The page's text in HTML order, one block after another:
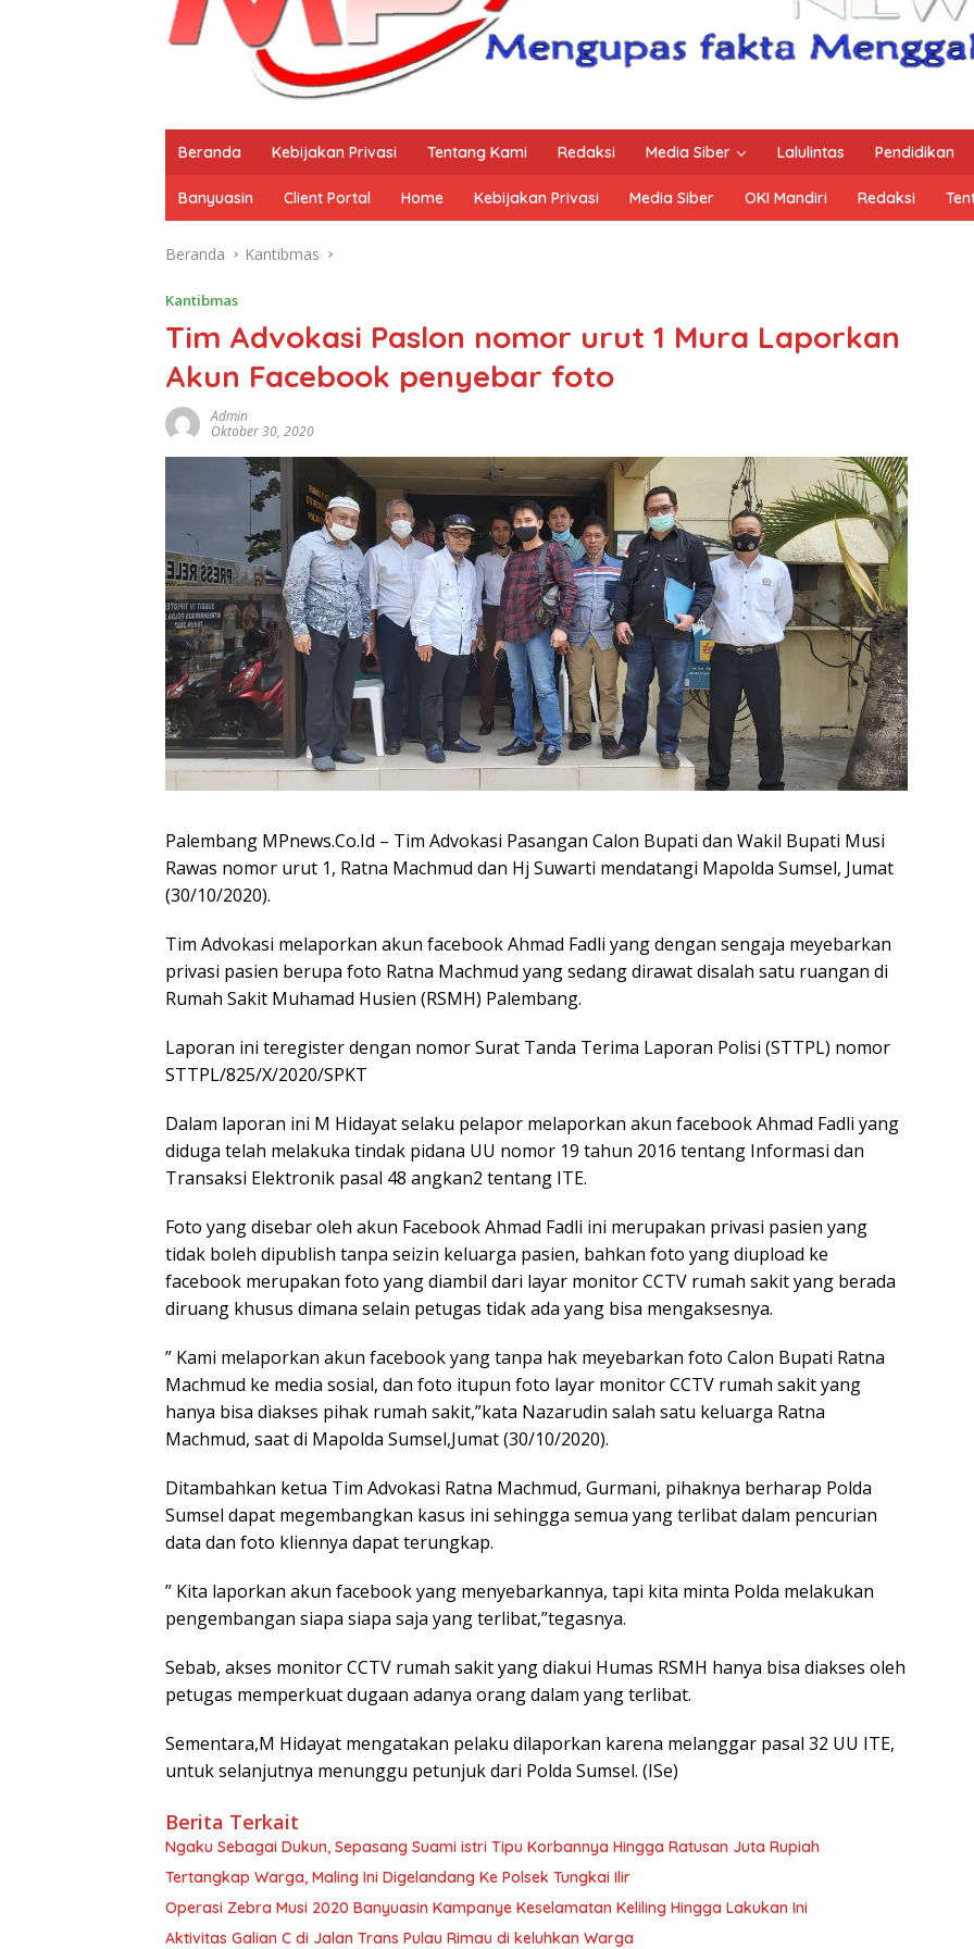
Beranda Kebijakan Privasi Tentang Kami Redaksi Media Siber Lalulintas Pendidikan
Banyuasin Client Portal Home Kebijakan Privasi Media Siber OKI Mandiri Redaksi
Beranda Kantibmas
Kantibmas
Tim Advokasi Paslon nomor urut 1 Mura Laporkan
Akun Facebook penyebar foto
Admin
Oktober 30, 2020
Palembang MPnews.Co.Id – Tim Advokasi Pasangan Calon Bupati dan Wakil Bupati Musi
Rawas nomor urut 1, Ratna Machmud dan Hj Suwarti mendatangi Mapolda Sumsel, Jumat
(30/10/2020).
Tim Advokasi melaporkan akun facebook Ahmad Fadli yang dengan sengaja meyebarkan
privasi pasien berupa foto Ratna Machmud yang sedang dirawat disalah satu ruangan di
Rumah Sakit Muhamad Husien (RSMH) Palembang.
Laporan ini teregister dengan nomor Surat Tanda Terima Laporan Polisi (STTPL) nomor
STTPL/825/X/2020/SPKT
Dalam laporan ini M Hidayat selaku pelapor melaporkan akun facebook Ahmad Fadli yang
diduga telah melakuka tindak pidana UU nomor 19 tahun 2016 tentang Informasi dan
Transaksi Elektronik pasal 48 angkan2 tentang ITE.
Foto yang disebar oleh akun Facebook Ahmad Fadli ini merupakan privasi pasien yang
tidak boleh dipublish tanpa seizin keluarga pasien, bahkan foto yang diupload ke
facebook merupakan foto yang diambil dari layar monitor CCTV rumah sakit yang berada
diruang khusus dimana selain petugas tidak ada yang bisa mengaksesnya.
” Kami melaporkan akun facebook yang tanpa hak meyebarkan foto Calon Bupati Ratna
Machmud ke media sosial, dan foto itupun foto layar monitor CCTV rumah sakit yang
hanya bisa diakses pihak rumah sakit,”kata Nazarudin salah satu keluarga Ratna
Machmud, saat di Mapolda Sumsel,Jumat (30/10/2020).
Ditambahkan ketua Tim Advokasi Ratna Machmud, Gurmani, pihaknya berharap Polda
Sumsel dapat megembangkan kasus ini sehingga semua yang terlibat dalam pencurian
data dan foto kliennya dapat terungkap.
” Kita laporkan akun facebook yang menyebarkannya, tapi kita minta Polda melakukan
pengembangan siapa siapa saja yang terlibat,”tegasnya.
Sebab, akses monitor CCTV rumah sakit yang diakui Humas RSMH hanya bisa diakses oleh
petugas memperkuat dugaan adanya orang dalam yang terlibat.
Sementara,M Hidayat mengatakan pelaku dilaporkan karena melanggar pasal 32 UU ITE,
untuk selanjutnya menunggu petunjuk dari Polda Sumsel. (ISe)
Berita Terkait
Ngaku Sebagai Dukun, Sepasang Suami istri Tipu Korbannya Hingga Ratusan Juta Rupiah
Tertangkap Warga, Maling Ini Digelandang Ke Polsek Tungkai Ilir
Operasi Zebra Musi 2020 Banyuasin Kampanye Keselamatan Keliling Hingga Lakukan Ini
Aktivitas Galian C di Jalan Trans Pulau Rimau di keluhkan Warga